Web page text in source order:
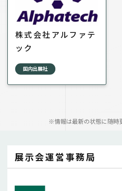
株式会社アルファテ
ック
国内出展社
※情報は最新の状態に随時
展示会運営事務局